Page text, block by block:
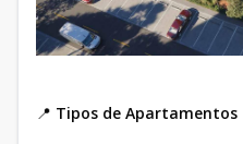
📍 Tipos de Apartamentos